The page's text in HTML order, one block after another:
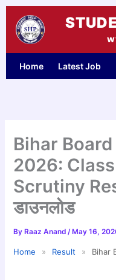
Skip
content
Home Latest Job
Bihar
2026:
Scrutiny
डाउनलोड
By Raaz Anand/ May 16,
Home » Result » Bihar